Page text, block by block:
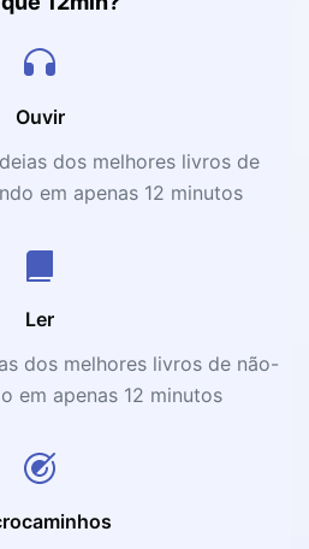
Ouvir
dos melhores livros de
em apenas 12 minutos
Ler
dos melhores livros de não-
em apenas 12 minutos